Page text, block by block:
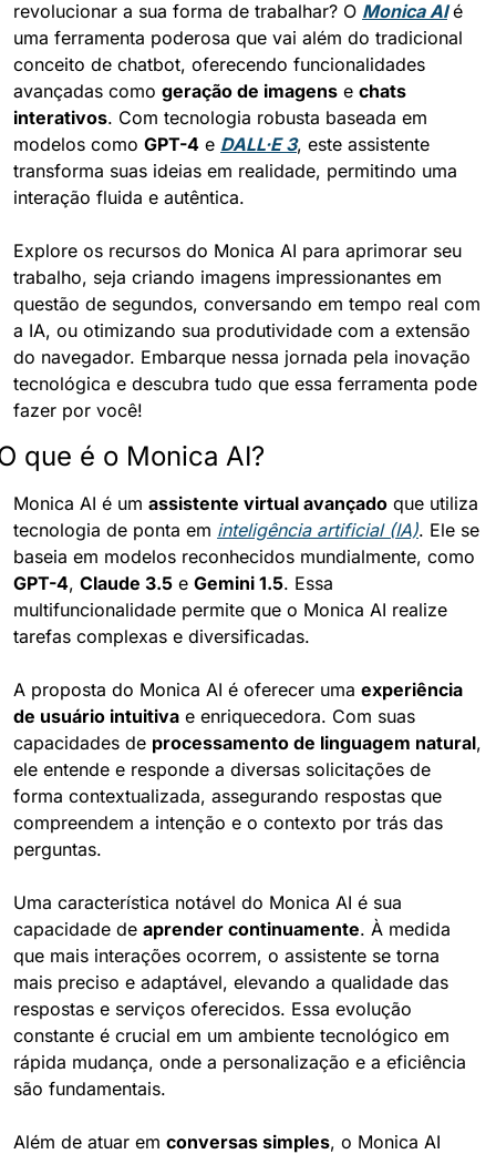
revolucionar a sua forma de trabalhar? O Monica AI é
uma ferramenta poderosa que vai além do tradicional
conceito de chatbot, oferecendo funcionalidades
avançadas como geração de imagens e chats
interativos. Com tecnologia robusta baseada em
modelos como GPT-4 e DALL·E 3, este assistente
transforma suas ideias em realidade, permitindo uma
interação fluida e autêntica.
Explore os recursos do Monica AI para aprimorar seu
trabalho, seja criando imagens impressionantes em
questão de segundos, conversando em tempo real com
a IA, ou otimizando sua produtividade com a extensão
do navegador. Embarque nessa jornada pela inovação
tecnológica e descubra tudo que essa ferramenta pode
fazer por você!
que é o Monica AI?
Monica AI é um assistente virtual avançado que utiliza
tecnologia de ponta em inteligência artificial (IA). Ele se
GPT-4, Claude 3.5 e Gemini 1.5. Essa
multifuncionalidade permite que o Monica AI realize
tarefas complexas e diversificadas.
A proposta do Monica AI é oferecer uma experiência
de usuário intuitiva e enriquecedora. Com suas
capacidades de processamento de linguagem natural,
ele entende e responde a diversas solicitações de
forma contextualizada, assegurando respostas que
compreendem a intenção e o contexto por trás das
perguntas.
Uma característica notável do Monica AI é sua
capacidade de aprender continuamente. À medida
que mais interações ocorrem, o assistente se torna
mais preciso e adaptável, elevando a qualidade das
respostas e serviços oferecidos. Essa evolução
constante é crucial em um ambiente tecnológico em
rápida mudança, onde a personalização e a eficiência
são fundamentais.
Além de atuar em conversas simples, o Monica AI